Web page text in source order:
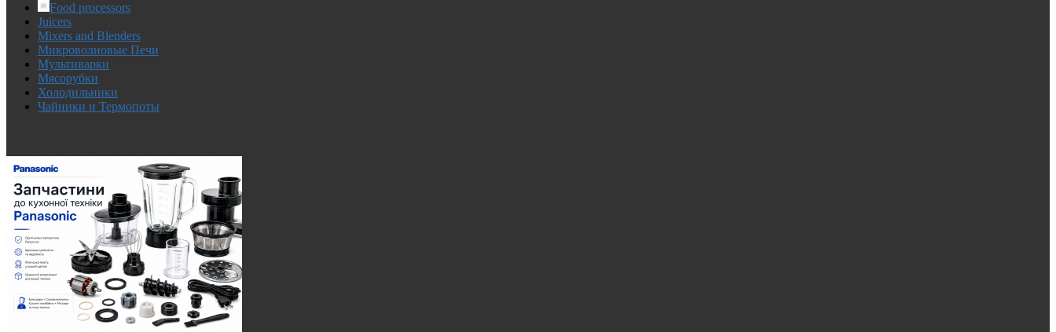
Food processors
Juicers
Mixers and Blenders
Микроволновые Печи
Мультиварки
Мясорубки
Холодильники
Чайники и Термопоты